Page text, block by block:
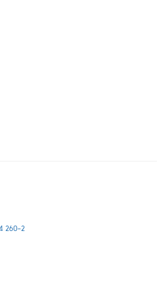
260-2